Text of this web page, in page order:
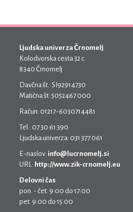
Ljudska univerza Črnomelj
Kolodvorska cesta 32 c
8340 Črnomelj
Davčna št.: SI92914730
Matična št: 5052467 000
Račun: 01217-6030714481
Tel.: 07 30 61 390
Ljudska univerza: 031 377 061
E-naslov: info@lucrnomelj.si
URL: http://www.zik-crnomelj.eu
Delovni čas
pon. - čet. 9:00 do 17:00
pet. 9:00 do 15:00